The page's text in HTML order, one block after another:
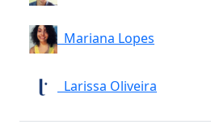
Mariana Lopes
Larissa Oliveira